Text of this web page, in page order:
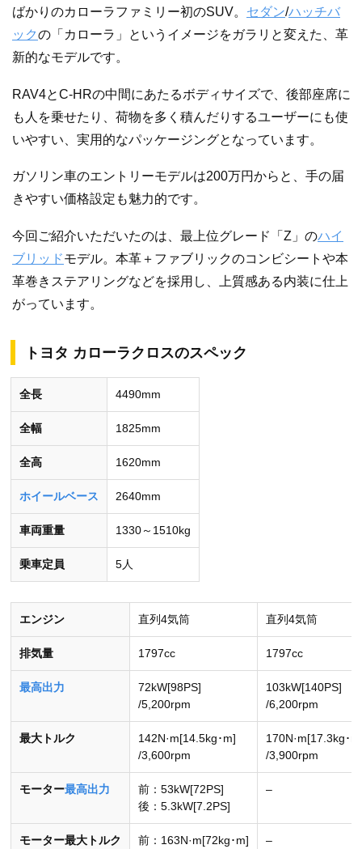
ばかりのカローラファミリー初のSUV。 セダン/ハッチバ
ックの「カローラ」というイメージをガラリと変えた、革
新的なモデルです。
RAV4とC-HRの中間にあたるボディサイズで、後部座席に
も人を乗せたり、荷物を多く積んだりするユーザーにも使
いやすい、実用的なパッケージングとなっています。
ガソリン車のエントリーモデルは200万円からと、手の届
きやすい価格設定も魅力的です。
今回ご紹介いただいたのは、最上位グレード「Z」のハイ
ブリッドモデル。本革＋ファブリックのコンビシートや本
革巻きステアリングなどを採用し、上質感ある内装に仕上
がっています。
トヨタ カローラクロスのスペック
全長 4490mm
全幅 1825mm
全高 1620mm
ホイールベース 2640mm
車両重量 1330～1510kg
乗車定員 5人
エンジン 直列4気筒 直列4気筒
排気量 1797cc 1797cc
最高出力
72kW[98PS]
/5,200rpm
103kW[140PS]
/6,200rpm
最大トルク
142N·m[14.5kg･m]
/3,600rpm
170N·m[17.3kg･
/3,900rpm
モーター最高出力
前：53kW[72PS]
後：5.3kW[7.2PS]
–
モーター最大トルク
前：163N·m[72kg･m]
–